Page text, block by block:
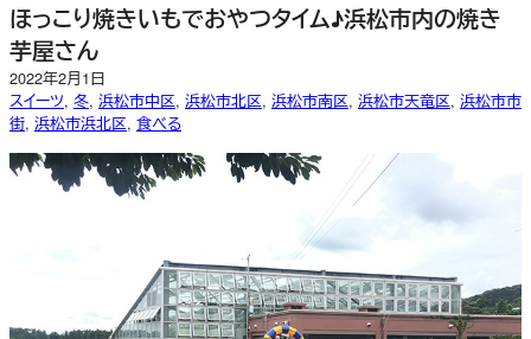
ほっこり焼きいもでおやつタイム♪浜松市内の焼き
芋屋さん
2022年2月1日
スイーツ, 冬, 浜松市中区, 浜松市北区, 浜松市南区, 浜松市天竜区, 浜松市市
街, 浜松市浜北区, 食べる